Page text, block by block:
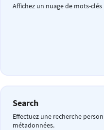
Affichez un nuage de mots-clés
Search
Effectuez une recherche
métadonnées.